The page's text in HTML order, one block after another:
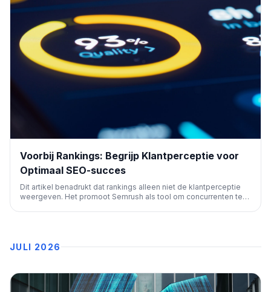
Voorbij Rankings: Begrijp Klantperceptie voor
Optimaal SEO-succes
Dit artikel benadrukt dat rankings alleen niet de klantperceptie
weergeven. Het promoot Semrush als tool om concurrenten te
JULI 2026